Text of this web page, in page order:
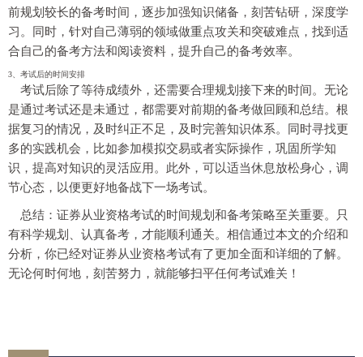
前规划较长的备考时间，逐步加强知识储备，刻苦钻研，深度学
习。同时，针对自己薄弱的领域做重点攻关和突破难点，找到适
合自己的备考方法和阅读资料，提升自己的备考效率。
3、考试后的时间安排
考试后除了等待成绩外，还需要合理规划接下来的时间。无论
是通过考试还是未通过，都需要对前期的备考做回顾和总结。根
据复习的情况，及时纠正不足，及时完善知识体系。同时寻找更
多的实践机会，比如参加模拟交易或者实际操作，巩固所学知
识，提高对知识的灵活应用。此外，可以适当休息放松身心，调
节心态，以便更好地备战下一场考试。
总结：证券从业资格考试的时间规划和备考策略至关重要。只
有科学规划、认真备考，才能顺利通关。相信通过本文的介绍和
分析，你已经对证券从业资格考试有了更加全面和详细的了解。
无论何时何地，刻苦努力，就能够扫平任何考试难关！